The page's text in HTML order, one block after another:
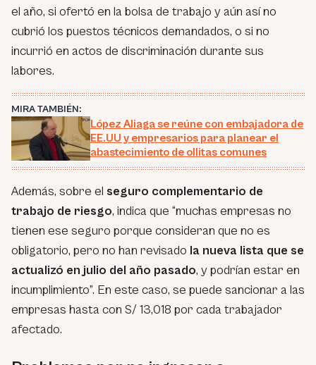
el año, si ofertó en la bolsa de trabajo y aún así no
cubrió los puestos técnicos demandados, o si no
incurrió en actos de discriminación durante sus
labores.
MIRA TAMBIÉN:
López Aliaga se reúne con embajadora de
EE.UU y empresarios para planear el
abastecimiento de ollitas comunes
Además, sobre el seguro complementario de
trabajo de riesgo, indica que “muchas empresas no
tienen ese seguro porque consideran que no es
obligatorio, pero no han revisado la nueva lista que se
actualizó en julio del año pasado, y podrían estar en
incumplimiento”. En este caso, se puede sancionar a las
empresas hasta con S/ 13,018 por cada trabajador
afectado.